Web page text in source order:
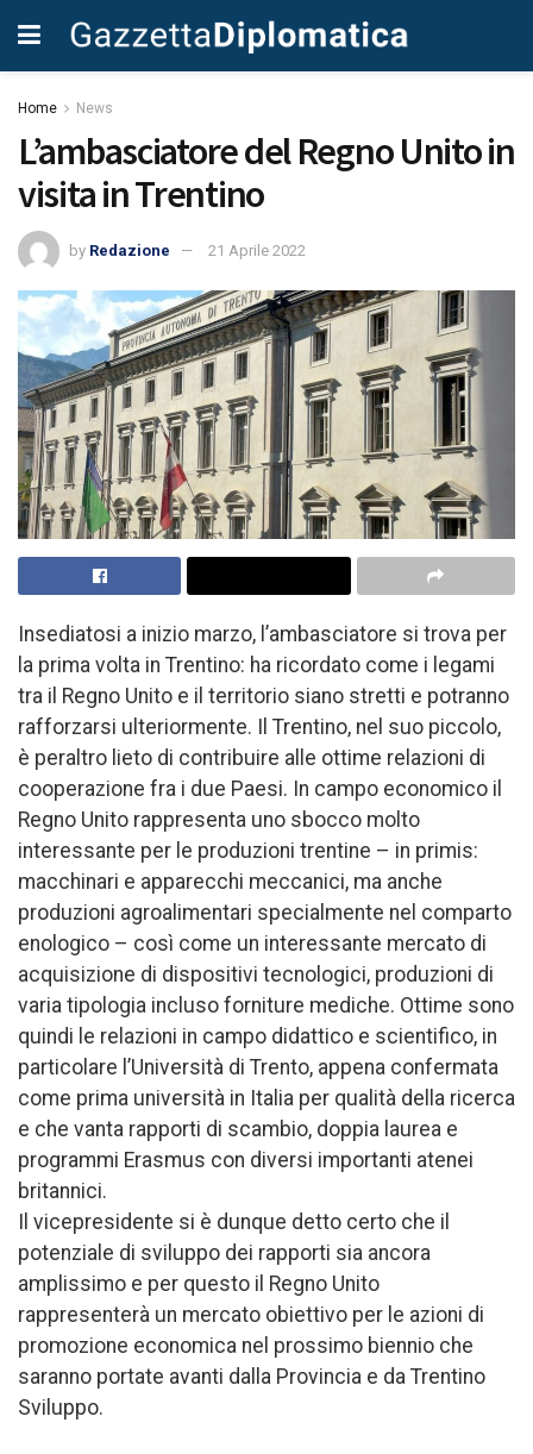
Home News
L’ambasciatore del Regno Unito in
visita in Trentino
by Redazione 21 Aprile 2022
Insediatosi a inizio marzo, l’ambasciatore si trova per
la prima volta in Trentino: ha ricordato come i legami
tra il Regno Unito e il territorio siano stretti e potranno
rafforzarsi ulteriormente. Il Trentino, nel suo piccolo,
è peraltro lieto di contribuire alle ottime relazioni di
cooperazione fra i due Paesi. In campo economico il
Regno Unito rappresenta uno sbocco molto
interessante per le produzioni trentine – in primis:
macchinari e apparecchi meccanici, ma anche
produzioni agroalimentari specialmente nel comparto
enologico – così come un interessante mercato di
acquisizione di dispositivi tecnologici, produzioni di
varia tipologia incluso forniture mediche. Ottime sono
quindi le relazioni in campo didattico e scientifico, in
particolare l’Università di Trento, appena confermata
come prima università in Italia per qualità della ricerca
e che vanta rapporti di scambio, doppia laurea e
programmi Erasmus con diversi importanti atenei
britannici.
Il vicepresidente si è dunque detto certo che il
potenziale di sviluppo dei rapporti sia ancora
amplissimo e per questo il Regno Unito
rappresenterà un mercato obiettivo per le azioni di
promozione economica nel prossimo biennio che
saranno portate avanti dalla Provincia e da Trentino
Sviluppo.